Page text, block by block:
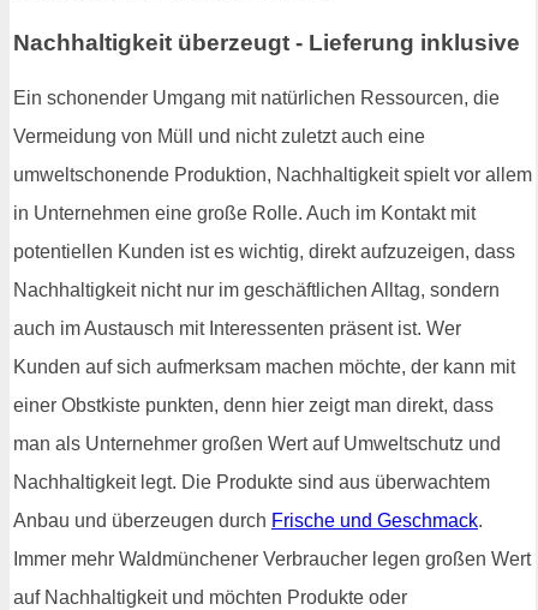
Nachhaltigkeit überzeugt - Lieferung inklusive
Ein schonender Umgang mit natürlichen Ressourcen, die
Vermeidung von Müll und nicht zuletzt auch eine
umweltschonende Produktion, Nachhaltigkeit spielt vor allem
in Unternehmen eine große Rolle. Auch im Kontakt mit
potentiellen Kunden ist es wichtig, direkt aufzuzeigen, dass
Nachhaltigkeit nicht nur im geschäftlichen Alltag, sondern
auch im Austausch mit Interessenten präsent ist. Wer
Kunden auf sich aufmerksam machen möchte, der kann mit
einer Obstkiste punkten, denn hier zeigt man direkt, dass
man als Unternehmer großen Wert auf Umweltschutz und
Nachhaltigkeit legt. Die Produkte sind aus überwachtem
Anbau und überzeugen durch Frische und Geschmack.
Immer mehr Waldmünchener Verbraucher legen großen Wert
auf Nachhaltigkeit und möchten Produkte oder